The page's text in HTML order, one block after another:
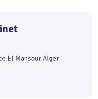
El Mansour Alger